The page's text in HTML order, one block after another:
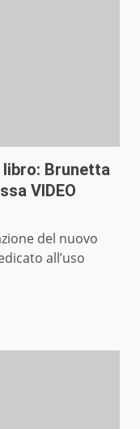
Brunetta
VIDEO
del nuovo
all’uso